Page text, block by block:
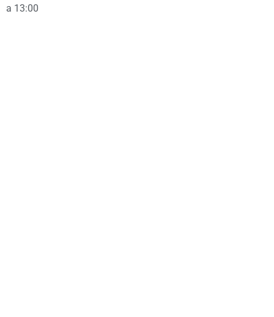
a 13:00